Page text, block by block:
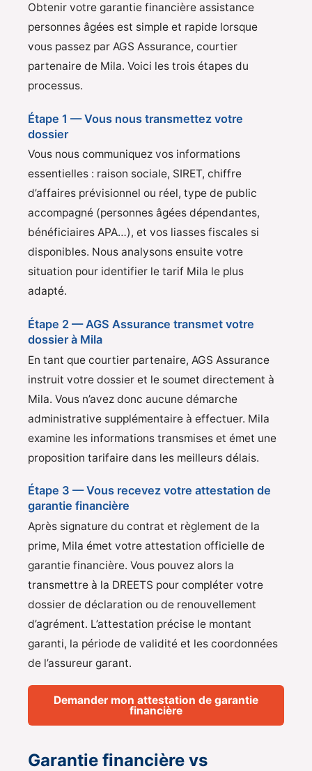
Obtenir votre garantie financière assistance
personnes âgées est simple et rapide lorsque
vous passez par AGS Assurance, courtier
partenaire de Mila. Voici les trois étapes du
processus.
Étape 1 — Vous nous transmettez votre
dossier
Vous nous communiquez vos informations
essentielles : raison sociale, SIRET, chiffre
d’affaires prévisionnel ou réel, type de public
accompagné (personnes âgées dépendantes,
bénéficiaires APA…), et vos liasses fiscales si
disponibles. Nous analysons ensuite votre
situation pour identifier le tarif Mila le plus
adapté.
Étape 2 — AGS Assurance transmet votre
dossier à Mila
En tant que courtier partenaire, AGS Assurance
instruit votre dossier et le soumet directement à
Mila. Vous n’avez donc aucune démarche
administrative supplémentaire à effectuer. Mila
examine les informations transmises et émet une
proposition tarifaire dans les meilleurs délais.
Étape 3 — Vous recevez votre attestation de
garantie financière
Après signature du contrat et règlement de la
prime, Mila émet votre attestation officielle de
garantie financière. Vous pouvez alors la
transmettre à la DREETS pour compléter votre
dossier de déclaration ou de renouvellement
d’agrément. L’attestation précise le montant
garanti, la période de validité et les coordonnées
de l’assureur garant.
Demander mon attestation de garantie
financière
Garantie financière vs